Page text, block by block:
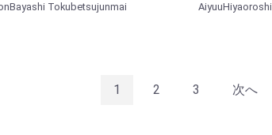
Tokubetsujunmai
AiyuuHiyaoroshi
1 2 3 次へ